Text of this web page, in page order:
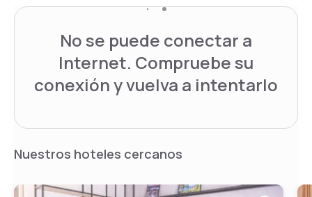
No se puede conectar a
Internet. Compruebe su
conexión y vuelva a intentarlo
Nuestros hoteles cercanos